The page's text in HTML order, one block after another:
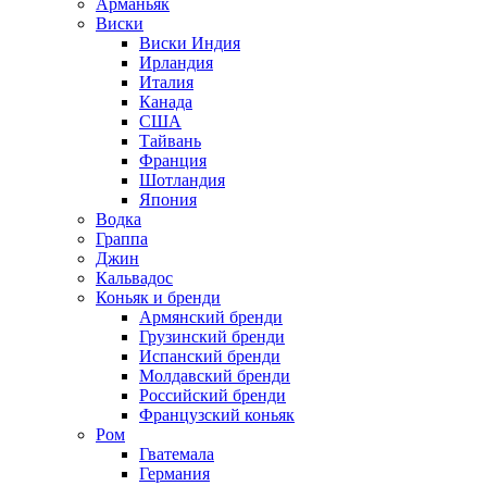
Арманьяк
Виски
Виски Индия
Ирландия
Италия
Канада
США
Тайвань
Франция
Шотландия
Япония
Водка
Граппа
Джин
Кальвадос
Коньяк и бренди
Армянский бренди
Грузинский бренди
Испанский бренди
Молдавский бренди
Российский бренди
Французский коньяк
Ром
Гватемала
Германия